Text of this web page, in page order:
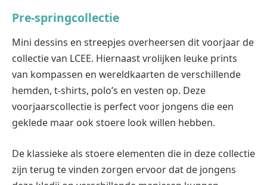
Pre-springcollectie
Mini dessins en streepjes overheersen dit voorjaar de
collectie van LCEE. Hiernaast vrolijken leuke prints
van kompassen en wereldkaarten de verschillende
hemden, t-shirts, polo’s en vesten op. Deze
voorjaarscollectie is perfect voor jongens die een
geklede maar ook stoere look willen hebben.
De klassieke als stoere elementen die in deze collectie
zijn terug te vinden zorgen ervoor dat de jongens